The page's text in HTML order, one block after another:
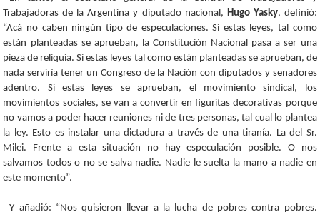
Trabajadoras de la Argentina y diputado nacional, Hugo Yasky, definió:
“Acá no caben ningún tipo de especulaciones. Si estas leyes, tal como
están planteadas se aprueban, la Constitución Nacional pasa a ser una
pieza de reliquia. Si estas leyes tal como están planteadas se aprueban, de
nada serviría tener un Congreso de la Nación con diputados y senadores
adentro. Si estas leyes se aprueban, el movimiento sindical, los
movimientos sociales, se van a convertir en figuritas decorativas porque
no vamos a poder hacer reuniones ni de tres personas, tal cual lo plantea
la ley. Esto es instalar una dictadura a través de una tiranía. La del Sr.
Milei. Frente a esta situación no hay especulación posible. O nos
salvamos todos o no se salva nadie. Nadie le suelta la mano a nadie en
este momento”.
Y añadió: “Nos quisieron llevar a la lucha de pobres contra pobres.